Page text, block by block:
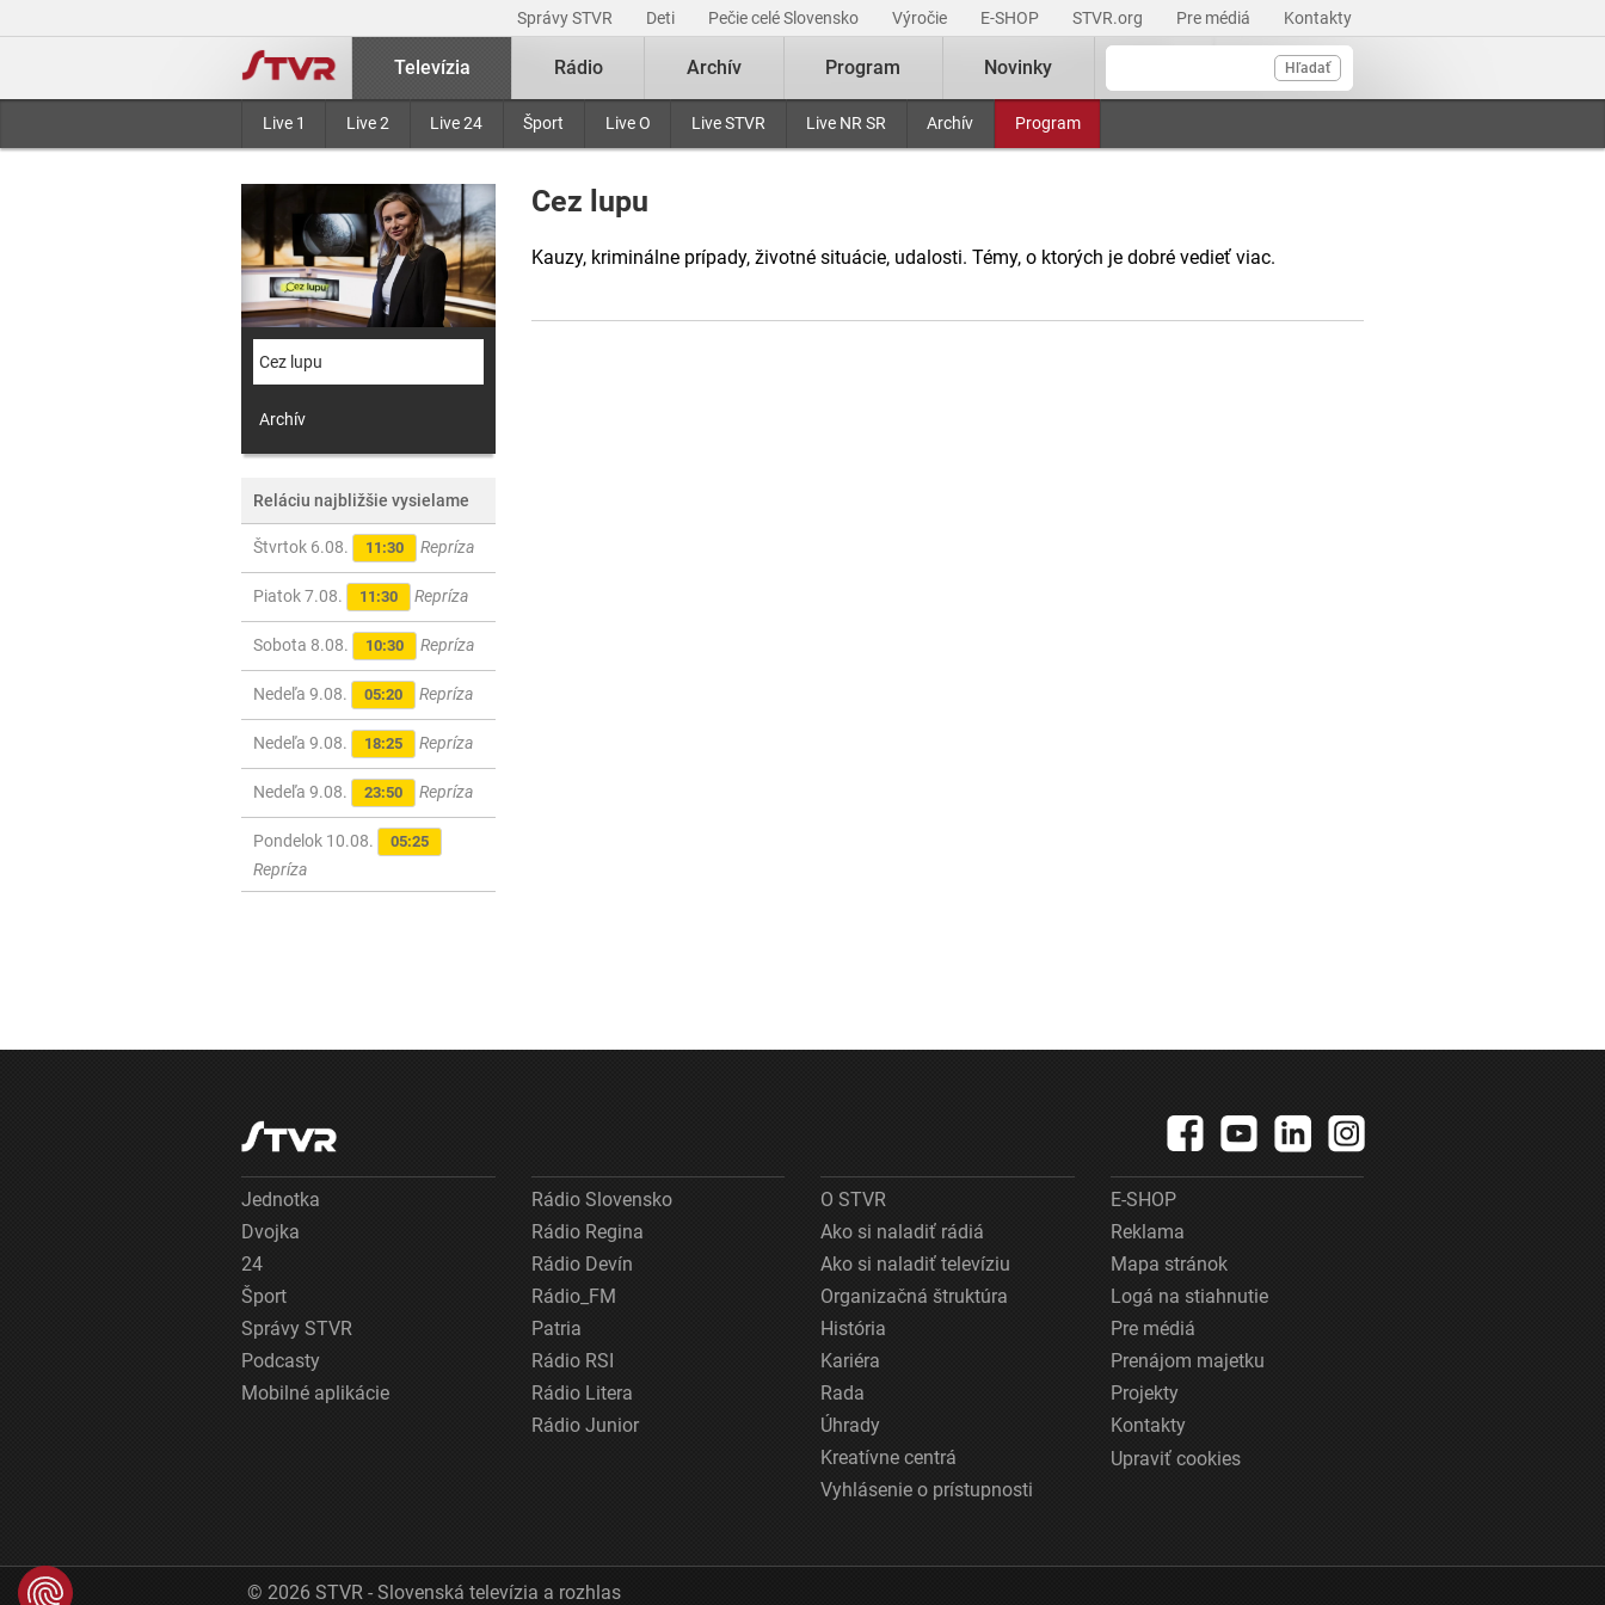
Správy STVR Deti Pečie celé Slovensko Výročie E-SHOP STVR.org Pre médiá Kontakty
Hľadať
Televízia
Live 1 Live 2 Live 24 Šport Live O Live STVR Live NR SR Archív Program
Rádio Archív Program Novinky
Cez lupu
Archív
Reláciu najbližšie vysielame
Štvrtok 6.08. 11:30 Repríza
Piatok 7.08. 11:30 Repríza
Sobota 8.08. 10:30 Repríza
Nedeľa 9.08. 05:20 Repríza
Nedeľa 9.08. 18:25 Repríza
Nedeľa 9.08. 23:50 Repríza
Pondelok 10.08. 05:25
Repríza
Cez lupu
Kauzy, kriminálne prípady, životné situácie, udalosti. Témy, o ktorých je dobré vedieť viac.
Jednotka
Dvojka
24
Šport
Správy STVR
Podcasty
Mobilné aplikácie
Rádio Slovensko
Rádio Regina
Rádio Devín
Rádio_FM
Patria
Rádio RSI
Rádio Litera
Rádio Junior
O STVR
Ako si naladiť rádiá
Ako si naladiť televíziu
Organizačná štruktúra
História
Kariéra
Rada
Úhrady
Kreatívne centrá
Vyhlásenie o prístupnosti
E-SHOP
Reklama
Mapa stránok
Logá na stiahnutie
Pre médiá
Prenájom majetku
Projekty
Kontakty
Upraviť cookies
© 2026 STVR - Slovenská televízia a rozhlas